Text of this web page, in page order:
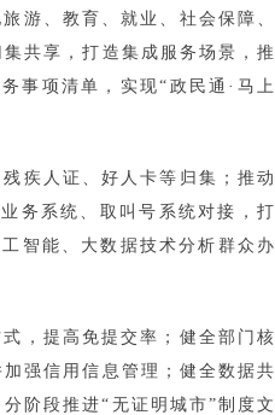
游、教育、就业、社会保障、
共享，打造集成服务场景，推
事项清单，实现“政民通·马上
疾人证、好人卡等归集；推动
务系统、取叫号系统对接，打
智能、大数据技术分析群众办
，提高免提交率；健全部门核
强信用信息管理；健全数据共
阶段推进“无证明城市”制度文